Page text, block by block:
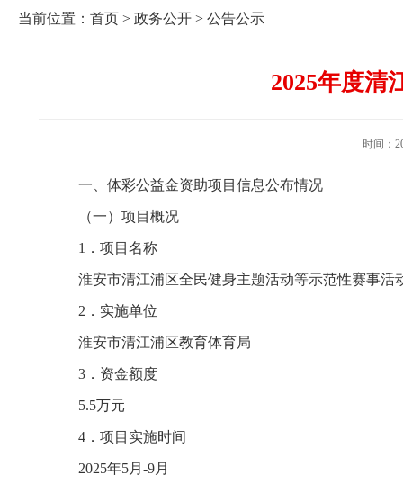
当前位置： 首页 > 政务公开 > 公告公示
2025年度清
时间
一、体彩公益金资助项目信息公布情况
（一）项目概况
1．项目名称
淮安市清江浦区全民健身主题活动等示范性赛事活
2．实施单位
淮安市清江浦区教育体育局
3．资金额度
5.5万元
4．项目实施时间
2025年5月-9月